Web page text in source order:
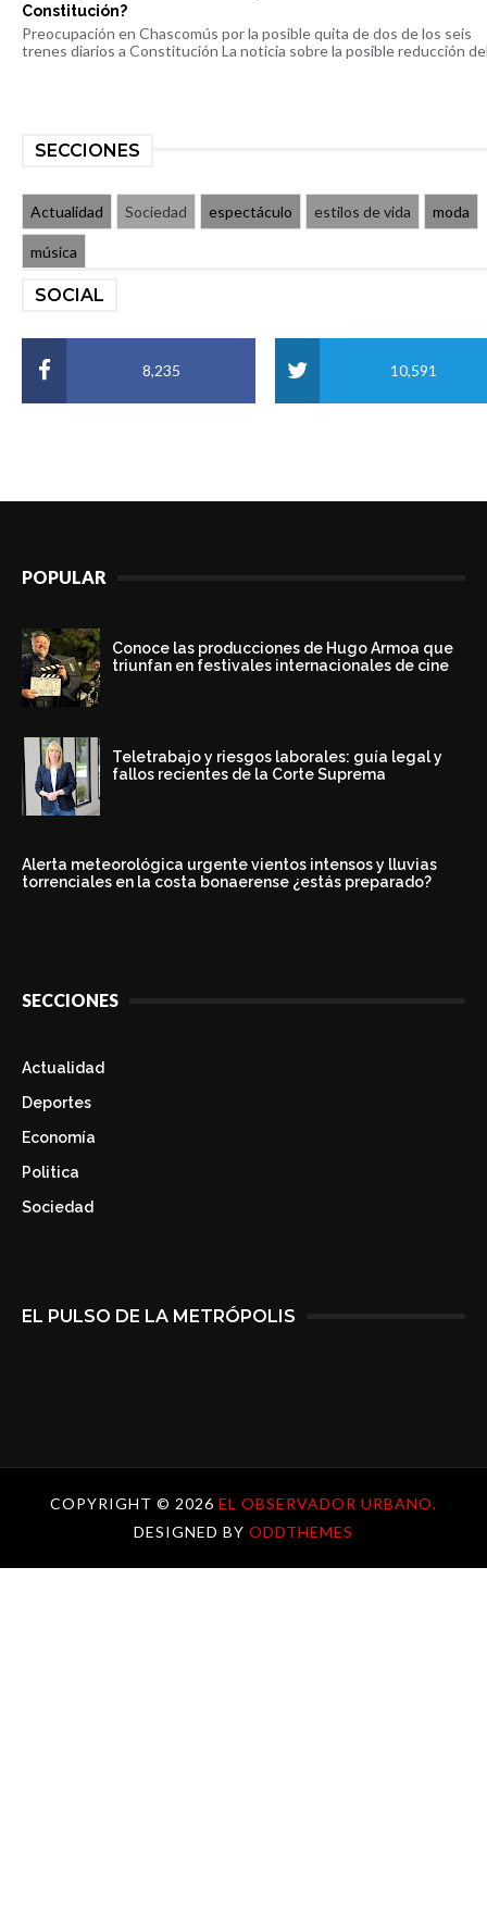
Constitución?
Preocupación en Chascomús por la posible quita de dos de los seis
trenes diarios a Constitución La noticia sobre la posible reducción
SECCIONES
Actualidad Sociedad espectáculo estilos de vida moda
música
SOCIAL
8,235 10,591
POPULAR
Conoce las producciones de Hugo Armoa que
triunfan en festivales internacionales de cine
Teletrabajo y riesgos laborales: guía legal y
fallos recientes de la Corte Suprema
Alerta meteorológica urgente vientos intensos y lluvias
torrenciales en la costa bonaerense ¿estás preparado?
SECCIONES
Actualidad
Deportes
Economía
Politica
Sociedad
EL PULSO DE LA METRÓPOLIS
COPYRIGHT © 2026 EL OBSERVADOR URBANO.
DESIGNED BY ODDTHEMES